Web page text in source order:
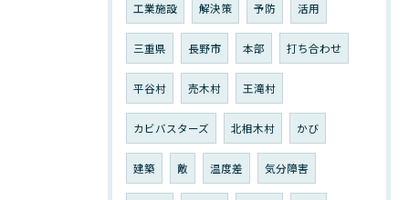
工業施設 解決策 予防 活用
三重県 長野市 本部 打ち合わせ
平谷村 売木村 王滝村
カビバスターズ 北相木村 かび
建築 敵 温度差 気分障害